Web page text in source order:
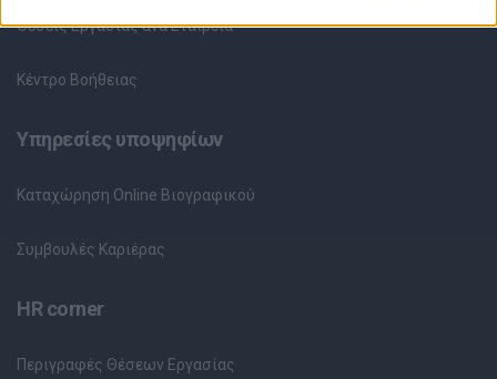
Θέσεις Εργασίας ανά Εταιρεία
Κέντρο Βοήθειας
Υπηρεσίες υποψηφίων
Καταχώρηση Online Βιογραφικού
Συμβουλές Καριέρας
HR corner
Περιγραφές Θέσεων Εργασίας